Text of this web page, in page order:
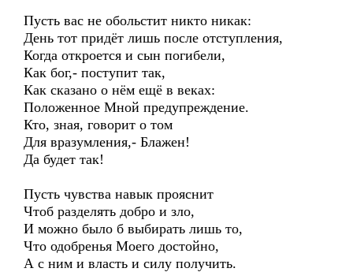
Пусть вас не обольстит никто никак:
День тот придёт лишь после отступления,
Когда откроется и сын погибели,
Как бог,- поступит так,
Как сказано о нём ещё в веках:
Положенное Мной предупреждение.
Кто, зная, говорит о том
Для вразумления,- Блажен!
Да будет так!
Пусть чувства навык прояснит
Чтоб разделять добро и зло,
И можно было б выбирать лишь то,
Что одобренья Моего достойно,
А с ним и власть и силу получить.